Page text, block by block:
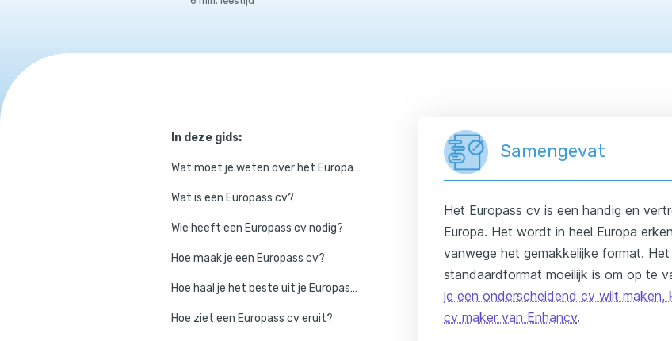
In deze gids:
Wat moet je weten over het Europasscv?
Wat is een Europass cv?
Wie heeft een Europass cv nodig?
Hoe maak je een Europass cv?
Hoe haal je het beste uit je Europass cv? 5 richtlijnen:
Hoe ziet een Europass cv eruit?
Samengevat
Het Europass cv is een handig en
Europa. Het wordt in heel Europa
vanwege het gemakkelijke format.
standaardformat moeilijk is om op te
je een onderscheidend cv wilt
cv maker van Enhancv.